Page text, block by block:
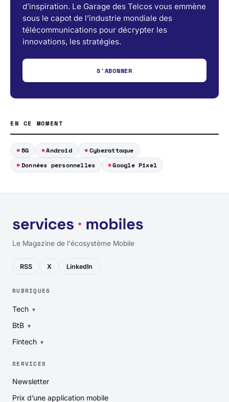
d’inspiration. Le Garage des Telcos vous emmène
sous le capot de l’industrie mondiale des
télécommunications pour décrypter les
innovations, les stratégies.
S'ABONNER
EN CE MOMENT
5G Android
Cyberattaque
Données personnelles
Google Pixel
Le Magazine de l'écosystème Mobile
RSS X LinkedIn
RUBRIQUES
Tech
BtB
Fintech
SERVICES
Newsletter
Prix d’une application mobile